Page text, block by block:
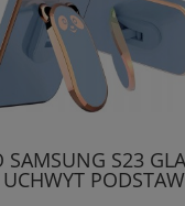
SAMSUNG S23